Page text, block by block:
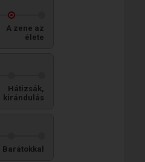
A zene az
élete
Hátizsák,
kirándulás
Barátokkal